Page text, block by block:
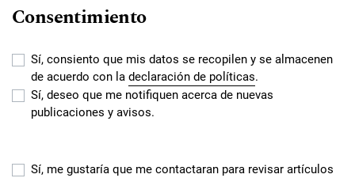
Consentimiento
Sí, consiento que mis datos se recopilen y se almacenen
de acuerdo con la declaración de políticas.
Sí, deseo que me notifiquen acerca de nuevas
publicaciones y avisos.
Sí, me gustaría que me contactaran para revisar artículos